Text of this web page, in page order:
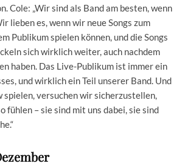
Cole: „Wir sind als Band am besten, wenn
lieben es, wenn wir neue Songs zum
Publikum spielen können, und die Songs
sich wirklich weiter, auch nachdem
haben. Das Live-Publikum ist immer ein
und wirklich ein Teil unserer Band. Und
spielen, versuchen wir sicherzustellen,
fühlen – sie sind mit uns dabei, sie sind